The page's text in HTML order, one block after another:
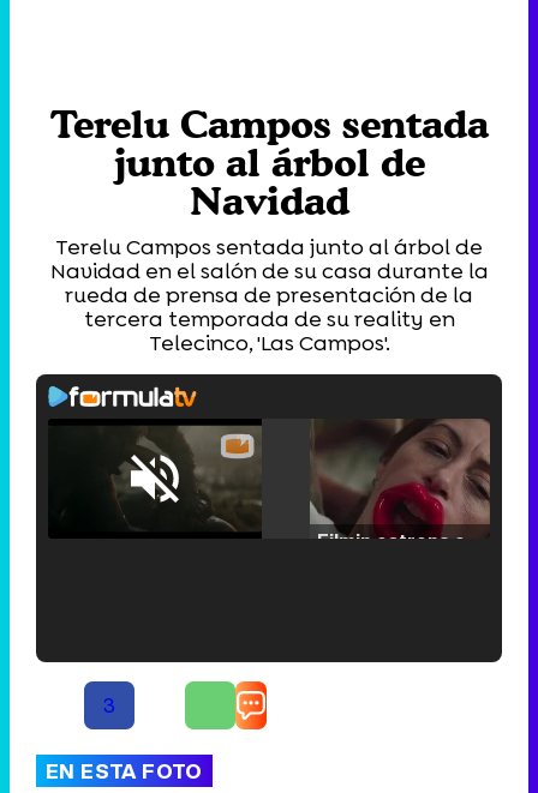
Terelu Campos sentada
junto al árbol de
Navidad
Terelu Campos sentada junto al árbol de
Navidad en el salón de su casa durante la
rueda de prensa de presentación de la
tercera temporada de su reality en
Telecinco, 'Las Campos'.
Unmute /
Loaded
25.30%
3
EN ESTA FOTO